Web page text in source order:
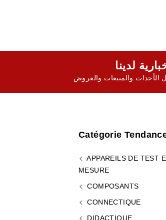
والمبيعات والعروض
Catégorie
APPAREILS DE TEST
MESURE
COMPOSANTS
CONNECTIQUE
DIDACTIQUE